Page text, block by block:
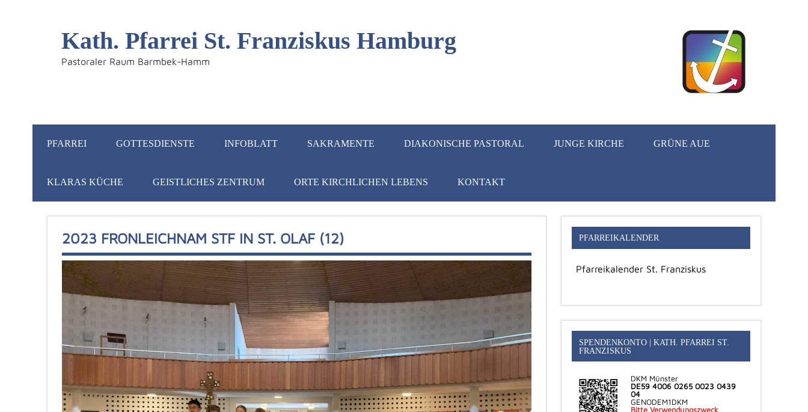
Kath. Pfarrei St. Franziskus Hamburg
Pastoraler Raum Barmbek-Hamm
PFARREI GOTTESDIENSTE INFOBLATT SAKRAMENTE DIAKONISCHE PASTORAL JUNGE KIRCHE GRÜNE AUE
KLARAS KÜCHE GEISTLICHES ZENTRUM ORTE KIRCHLICHEN LEBENS KONTAKT
2023 FRONLEICHNAM STF IN ST. OLAF (12) PFARREIKALENDER
Pfarreikalender St. Franziskus
SPENDENKONTO | KATH. PFARREI ST.
FRANZISKUS
DKM Münster
DE59 4006 0265 0023 0439
04
GENODEM1DKM
Bitte Verwendungszweck